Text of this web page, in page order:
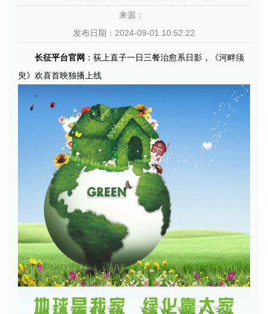
来源：
发布日期：2024-09-01 10:52:22
长征平台官网 ：荻上直子一日三餐治愈系日影，《河畔须
臾》欢喜首映独播上线